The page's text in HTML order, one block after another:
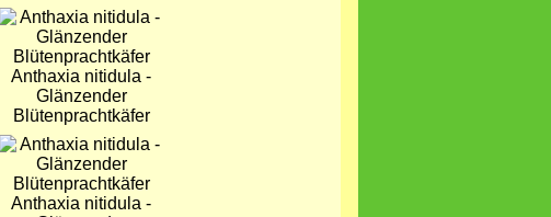
Bild
Anthaxia nitidula -
Glänzender
Blütenprachtkäfer
Bild
Anthaxia nitidula -